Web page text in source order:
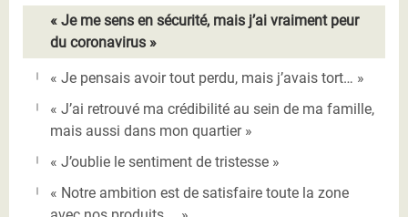
« Je me sens en sécurité, mais j’ai vraiment peur
du coronavirus »
« Je pensais avoir tout perdu, mais j’avais tort… »
« J’ai retrouvé ma crédibilité au sein de ma famille,
mais aussi dans mon quartier »
« J’oublie le sentiment de tristesse »
« Notre ambition est de satisfaire toute la zone